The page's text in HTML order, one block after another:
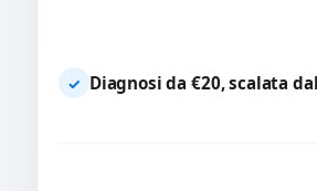
✓ Diagnosi da €20, scalata